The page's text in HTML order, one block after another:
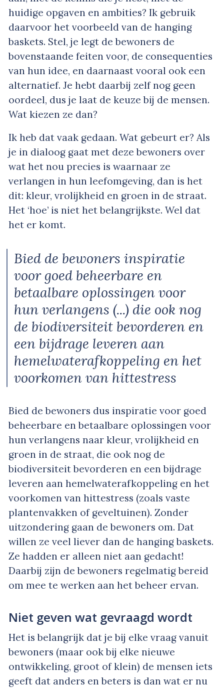
huidige opgaven en ambities? Ik gebruik
daarvoor het voorbeeld van de hanging
baskets. Stel, je legt de bewoners de
bovenstaande feiten voor, de consequenties
van hun idee, en daarnaast vooral ook een
alternatief. Je hebt daarbij zelf nog geen
oordeel, dus je laat de keuze bij de mensen.
Wat kiezen ze dan?
Ik heb dat vaak gedaan. Wat gebeurt er? Als
je in dialoog gaat met deze bewoners over
wat het nou precies is waarnaar ze
verlangen in hun leefomgeving, dan is het
dit: kleur, vrolijkheid en groen in de straat.
Het ‘hoe’ is niet het belangrijkste. Wel dat
het er komt.
Bied de bewoners inspiratie
voor goed beheerbare en
betaalbare oplossingen voor
hun verlangens (...) die ook nog
de biodiversiteit bevorderen en
een bijdrage leveren aan
hemelwaterafkoppeling en het
voorkomen van hittestress
Bied de bewoners dus inspiratie voor goed
beheerbare en betaalbare oplossingen voor
hun verlangens naar kleur, vrolijkheid en
groen in de straat, die ook nog de
biodiversiteit bevorderen en een bijdrage
leveren aan hemelwaterafkoppeling en het
voorkomen van hittestress (zoals vaste
plantenvakken of geveltuinen). Zonder
uitzondering gaan de bewoners om. Dat
willen ze veel liever dan de hanging baskets.
Ze hadden er alleen niet aan gedacht!
Daarbij zijn de bewoners regelmatig bereid
om mee te werken aan het beheer ervan.
Niet geven wat gevraagd wordt
Het is belangrijk dat je bij elke vraag vanuit
bewoners (maar ook bij elke nieuwe
ontwikkeling, groot of klein) de mensen iets
geeft dat anders en beters is dan wat er nu